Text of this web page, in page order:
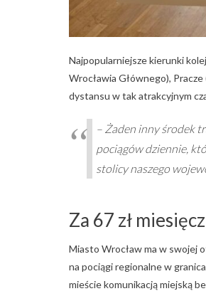
Najpopularniejsze kierunki
Wrocławia Głównego),
dystansu w tak atrakcyjnym
– Żaden inny środek
pociągów dziennie,
stolicy naszego
Za 67 zł
Miasto Wrocław ma w swojej
na pociągi regionalne w
mieście komunikacją miejską